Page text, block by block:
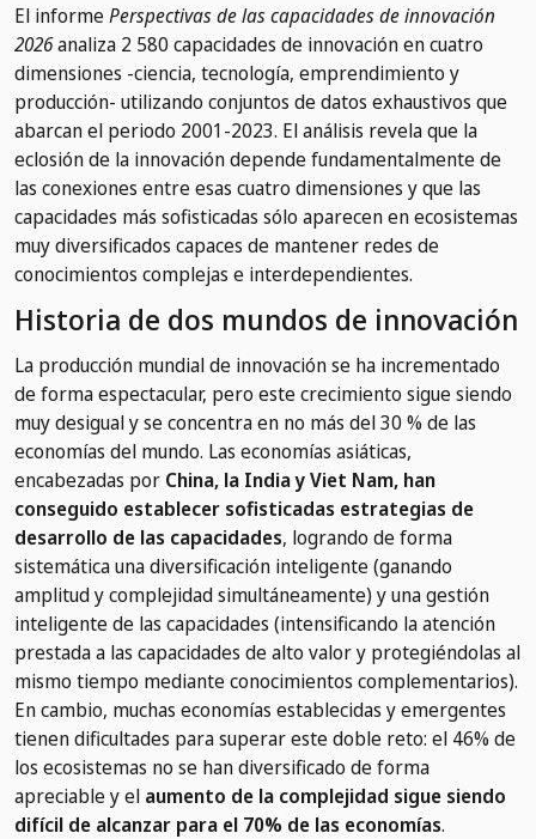
El informePerspectivas de las capacidades de innovación
2026analiza 2 580 capacidades de innovación en cuatro
dimensiones -ciencia, tecnología, emprendimiento y
producción- utilizando conjuntos de datos exhaustivos que
abarcan el periodo 2001-2023. El análisis revela que la
eclosión de la innovación depende fundamentalmente de
las conexiones entre esas cuatro dimensiones y que las
capacidades más sofisticadas sólo aparecen en ecosistemas
muy diversificados capaces de mantener redes de
conocimientos complejas e interdependientes.
Historia de dos mundos de innovación
La producción mundial de innovación se ha incrementado
de forma espectacular, pero este crecimiento sigue siendo
muy desigual y se concentra en no más del 30 % de las
economías del mundo. Las economías asiáticas,
encabezadas por China, la India y Viet Nam, han
conseguido establecer sofisticadas estrategias de
desarrollo de las capacidades, logrando de forma
sistemática una diversificación inteligente (ganando
amplitud y complejidad simultáneamente) y una gestión
inteligente de las capacidades (intensificando la atención
prestada a las capacidades de alto valor y protegiéndolas al
mismo tiempo mediante conocimientos complementarios).
En cambio, muchas economías establecidas y emergentes
tienen dificultades para superar este doble reto: el 46% de
los ecosistemas no se han diversificado de forma
apreciable y el aumento de la complejidad sigue siendo
difícil de alcanzar para el 70% de las economías.